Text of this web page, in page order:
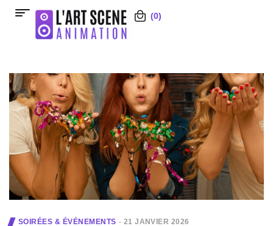
(0)
SOIRÉES & ÉVÉNEMENTS 21 JANVIER 2026